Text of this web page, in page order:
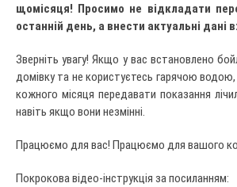
щомісяця! Просимо не відкладати
останній день, а внести актуальні дані
Зверніть увагу! Якщо у вас встановлено
домівку та не користуєтесь гарячою
кожного місяця передавати показання
навіть якщо вони незмінні.
Працюємо для вас! Працюємо для вашого
Покрокова відео-інструкція за посиланням: